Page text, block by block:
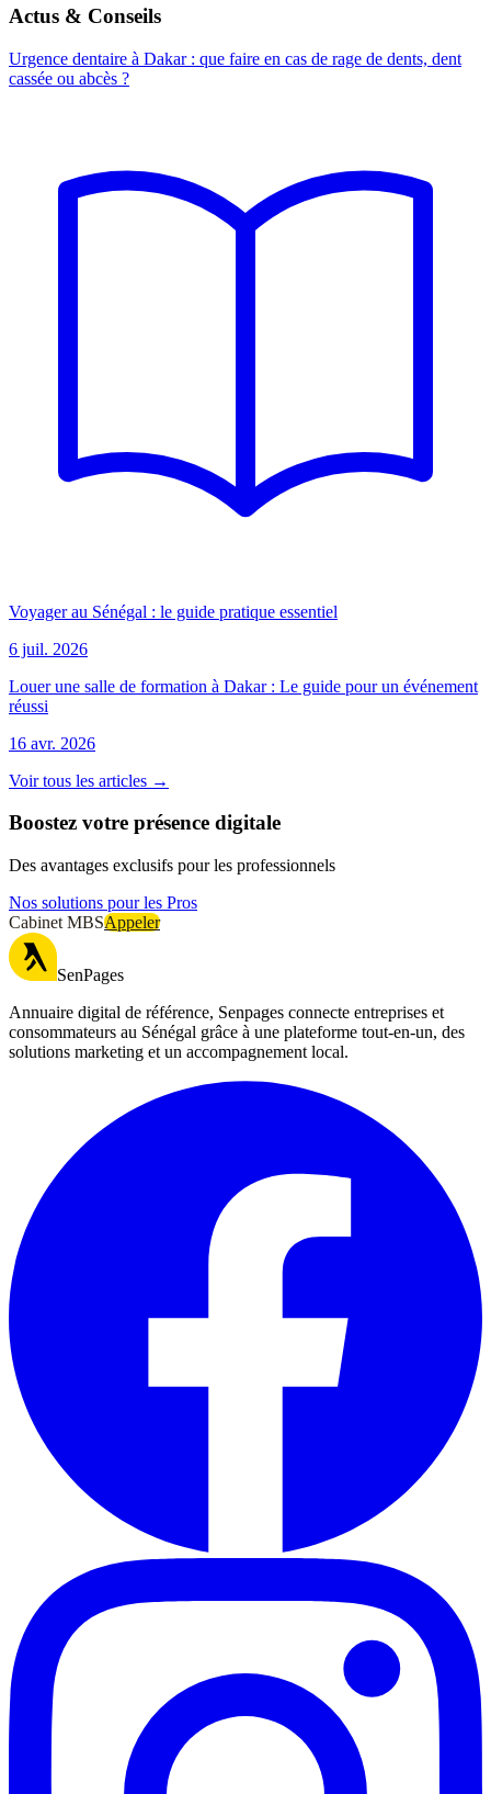
Actus & Conseils
Urgence dentaire à Dakar : que faire en cas de rage de dents, dent
cassée ou abcès ?
Voyager au Sénégal : le guide pratique essentiel
6 juil. 2026
Louer une salle de formation à Dakar : Le guide pour un événement
réussi
16 avr. 2026
Voir tous les articles →
Boostez votre présence digitale
Des avantages exclusifs pour les professionnels
Nos solutions pour les Pros
Cabinet MBSAppeler
SenPages
Annuaire digital de référence, Senpages connecte entreprises et
consommateurs au Sénégal grâce à une plateforme tout-en-un, des
solutions marketing et un accompagnement local.